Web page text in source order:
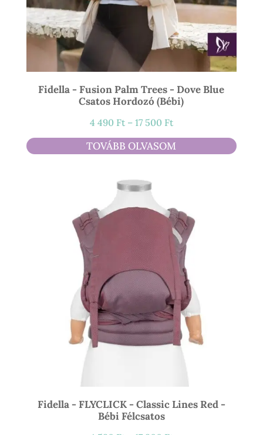
Fidella - Fusion Palm Trees - Dove Blue
Csatos Hordozó (bébi)
4 490 Ft – 17 500 FtÁrtartomány:
4
490 Ft
TOVÁBB OLVASOM
Fidella - FLYCLICK - Classic Lines Red -
Bébi Félcsatos